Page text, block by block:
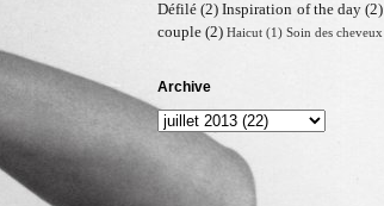
Défilé (2) Inspiration of the day (2)
couple (2) Haicut (1) Soin des cheveux
Archive